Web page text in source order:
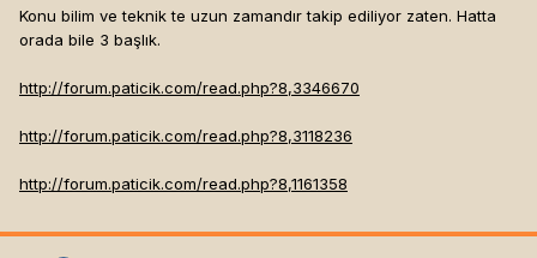
Konu bilim ve teknik te uzun zamandır takip ediliyor zaten. Hatta
orada bile 3 başlık.
http://forum.paticik.com/read.php?8,3346670
http://forum.paticik.com/read.php?8,3118236
http://forum.paticik.com/read.php?8,1161358